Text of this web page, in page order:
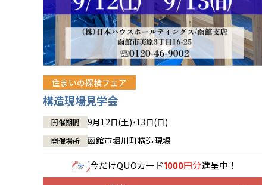
住まいの探検フェア
構造現場見学会
開催期間 9月12日(土)・13日(日)
開催場所 函館市堀川町構造現場
今だけQUOカード1000円分進呈中！